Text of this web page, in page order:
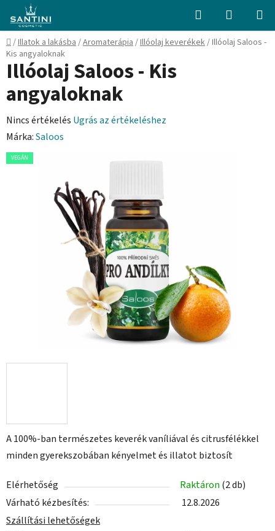
fő
tartalomhoz
Keresés KOSÁR
Kezdőlap
/Illatok a lakásba/Aromaterápia/Illóolaj keverékek/Illóolaj Saloos -
Kis angyaloknak
A 100%-ban természetes keverék vaníliával és citrusfélékkel
minden gyerekszobában kényelmet és illatot biztosít
Elérhetőség Raktáron (2 db)
Várható kézbesítés:
12.8.2026
Szállítási lehetőségek
Illóolaj Saloos - Kis
angyaloknak
A
termék
átlagos
Nincs értékelés Ugrás az értékeléshez
Márka:Saloos
VEGÁN